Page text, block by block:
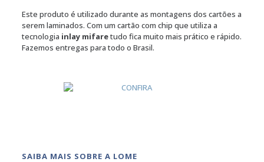
Este produto é utilizado durante as montagens dos cartões a
serem laminados. Com um cartão com chip que utiliza a
tecnologia inlay mifaretudo fica muito mais prático e rápido.
Fazemos entregas para todo o Brasil.
SAIBA MAIS SOBRE A LOME